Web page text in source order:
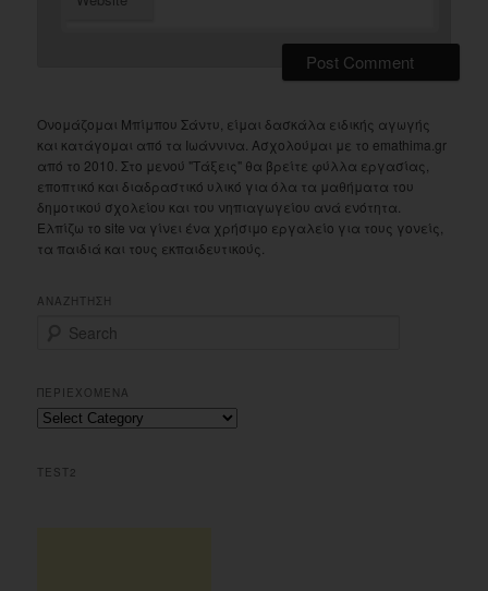
Ονομάζομαι Μπίμπου Σάντυ, είμαι δασκάλα ειδικής αγωγής
και κατάγομαι από τα Ιωάννινα. Ασχολούμαι με το emathima.gr
από το 2010. Στο μενού "Τάξεις" θα βρείτε φύλλα εργασίας,
εποπτικό και διαδραστικό υλικό για όλα τα μαθήματα του
δημοτικού σχολείου και του νηπιαγωγείου ανά ενότητα.
Ελπίζω το site να γίνει ένα χρήσιμο εργαλείο για τους γονείς,
τα παιδιά και τους εκπαιδευτικούς.
ΑΝΑΖΗΤΗΣΗ
r
c
h
ΠΕΡΙΕΧΟΜΕΝΑ
Περιεχομενα
TEST2